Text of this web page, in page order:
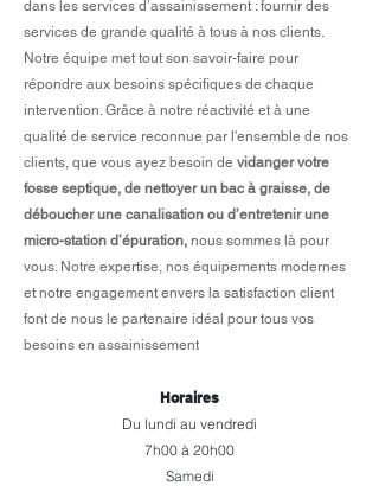
dans les services d’assainissement : fournir des
services de grande qualité à tous à nos clients.
Notre équipe met tout son savoir-faire pour
répondre aux besoins spécifiques de chaque
intervention. Grâce à notre réactivité et à une
qualité de service reconnue par l'ensemble de nos
clients, que vous ayez besoin de vidanger votre
fosse septique, de nettoyer un bac à graisse, de
déboucher une canalisation ou d’entretenir une
micro-station d’épuration, nous sommes là pour
vous. Notre expertise, nos équipements modernes
et notre engagement envers la satisfaction client
font de nous le partenaire idéal pour tous vos
besoins en assainissement​
Horaires
Du lundi au vendredi
7h00 à 20h00
Samedi